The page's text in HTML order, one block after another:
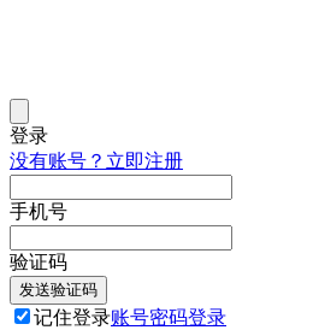
登录
没有账号？立即注册
手机号
验证码
发送验证码
记住登录账号密码登录